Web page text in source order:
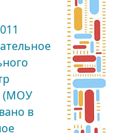
(МОУ
в